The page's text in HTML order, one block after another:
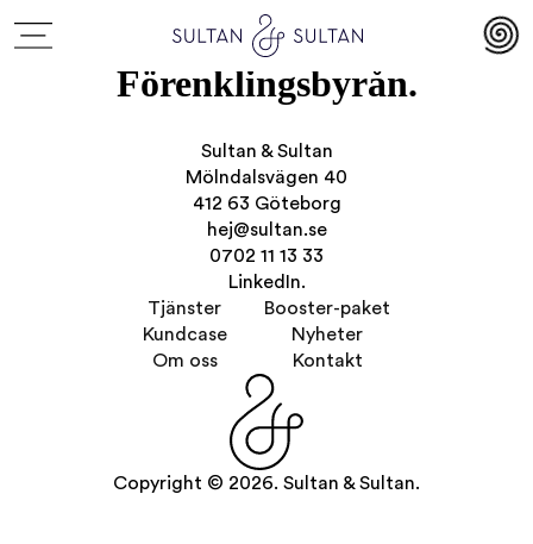
Förenklingsbyrån.
Sultan & Sultan
Mölndalsvägen 40
412 63 Göteborg
hej@sultan.se
0702 11 13 33
LinkedIn.
Tjänster
Kundcase
Om oss
Booster-paket
Nyheter
Kontakt
Copyright © 2026. Sultan & Sultan.